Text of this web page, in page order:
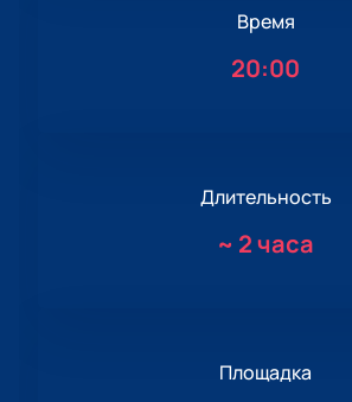
Время
20:00
Длительность
~ 2 часа
Площадка